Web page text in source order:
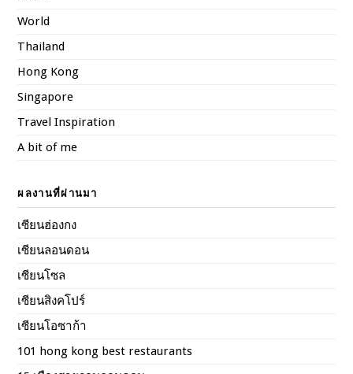
World
Thailand
Hong Kong
Singapore
Travel Inspiration
A bit of me
ผลงานที่ผ่านมา
เซียนฮ่องกง
เซียนลอนดอน
เซียนโซล
เซียนสิงคโปร์
เซียนโอซาก้า
101 hong kong best restaurants